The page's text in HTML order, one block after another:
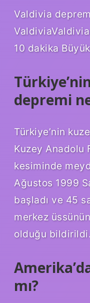
Valdivia
10 dakika
depremi
Türkiye’nin
Kuzey Anadolu
kesiminde
Ağustos 1999
başladı ve 45
merkez
olduğu bildirildi.
mı?